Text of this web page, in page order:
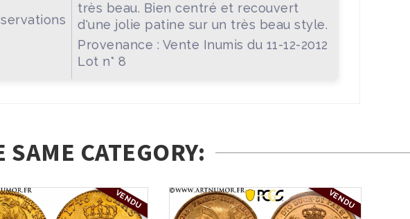
très beau. Bien centré et recouvert
d'une jolie patine sur un très beau style.
Provenance : Vente Inumis du 11-12-2012
Lot n° 8
CATEGORY:
VENDU VENDU